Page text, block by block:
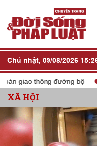
Chủ nhật, 09/08/2026
giao thông đường bộ
XÃ HỘI